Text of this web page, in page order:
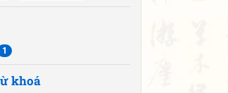
1
khoá